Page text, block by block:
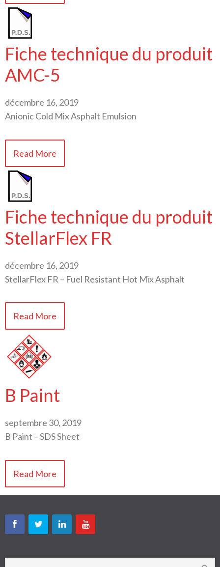
Fiche technique du produit
AMC-5
décembre 16, 2019
Anionic Cold Mix Asphalt Emulsion
Read More
Fiche technique du produit
StellarFlex FR
décembre 16, 2019
StellarFlex FR – Fuel Resistant Hot Mix Asphalt
Read More
B Paint
septembre 30, 2019
B Paint – SDS Sheet
Read More